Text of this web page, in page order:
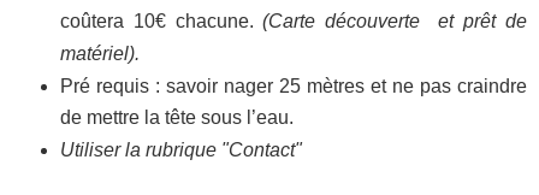
coûtera 10€ chacune. (Carte découverte et prêt de
matériel).
Pré requis : savoir nager 25 mètres et ne pas craindre
de mettre la tête sous l’eau.
Utiliser la rubrique "Contact"